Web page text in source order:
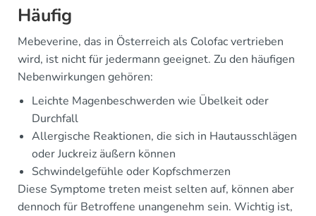
Häufig
Mebeverine, das in Österreich als Colofac vertrieben
wird, ist nicht für jedermann geeignet. Zu den häufigen
Nebenwirkungen gehören:
Leichte Magenbeschwerden wie Übelkeit oder
Durchfall
Allergische Reaktionen, die sich in Hautausschlägen
oder Juckreiz äußern können
Schwindelgefühle oder Kopfschmerzen
Diese Symptome treten meist selten auf, können aber
dennoch für Betroffene unangenehm sein. Wichtig ist,